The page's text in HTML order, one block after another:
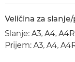
Veličina za
Slanje: A3, A4,
Prijem: A3, A4,